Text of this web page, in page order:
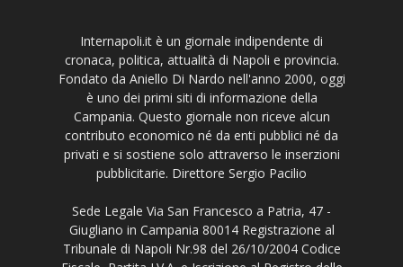
Internapoli.it è un giornale indipendente di
cronaca, politica, attualità di Napoli e provincia.
Fondato da Aniello Di Nardo nell'anno 2000, oggi
è uno dei primi siti di informazione della
Campania. Questo giornale non riceve alcun
contributo economico né da enti pubblici né da
privati e si sostiene solo attraverso le inserzioni
pubblicitarie. Direttore Sergio Pacilio
Sede Legale Via San Francesco a Patria, 47 -
Giugliano in Campania 80014 Registrazione al
Tribunale di Napoli Nr.98 del 26/10/2004 Codice